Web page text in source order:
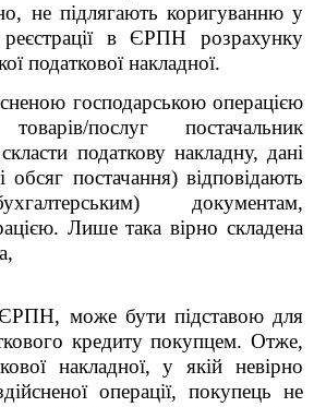
не підлягають коригуванню у
реєстрації в ЄРПН розрахунку
податкової накладної.
господарською операцією
послуг постачальник
податкову накладну, дані
обсяг постачання) відповідають
документам,
Лише така вірно складена
ЄРПН, може бути підставою для
кредиту покупцем. Отже,
накладної, у якій невірно
операції, покупець не